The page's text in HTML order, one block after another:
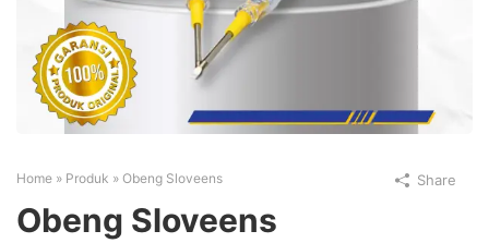
Home » Produk » Obeng Sloveens
Obeng Sloveens
Share